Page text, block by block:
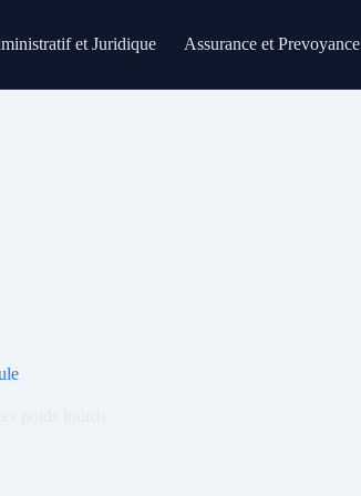
et Juridique Assurance et Prevoyance